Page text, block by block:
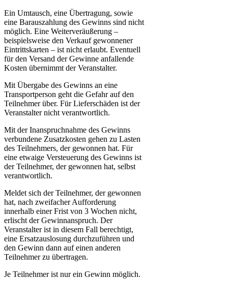
Ein Umtausch, eine Übertragung, sowie
eine Barauszahlung des Gewinns sind nicht
möglich. Eine Weiterveräußerung –
beispielsweise den Verkauf gewonnener
Eintrittskarten – ist nicht erlaubt. Eventuell
für den Versand der Gewinne anfallende
Kosten übernimmt der Veranstalter.
Mit Übergabe des Gewinns an eine
Transportperson geht die Gefahr auf den
Teilnehmer über. Für Lieferschäden ist der
Veranstalter nicht verantwortlich.
Mit der Inanspruchnahme des Gewinns
verbundene Zusatzkosten gehen zu Lasten
des Teilnehmers, der gewonnen hat. Für
eine etwaige Versteuerung des Gewinns ist
der Teilnehmer, der gewonnen hat, selbst
verantwortlich.
Meldet sich der Teilnehmer, der gewonnen
hat, nach zweifacher Aufforderung
innerhalb einer Frist von 3 Wochen nicht,
erlischt der Gewinnanspruch. Der
Veranstalter ist in diesem Fall berechtigt,
eine Ersatzauslosung durchzuführen und
den Gewinn dann auf einen anderen
Teilnehmer zu übertragen.
Je Teilnehmer ist nur ein Gewinn möglich.